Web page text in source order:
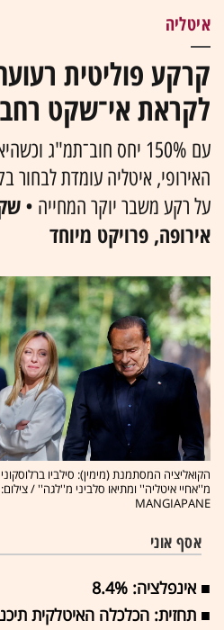
איטליה
קרקע פוליטית
לקראת אי־שקט
עם 150% יחס חוב־תמ"ג
האירופי, איטליה עומדת לבחור
על רקע משבר יוקר המחייה •
אירופה, פרויקט מיוחד
הקואליציה המסתמנת (מימין): סילביו
MANGIAPANE
אסף אוני
■ אינפלציה: 8.4%
■ תחזית: הכלכלה האיטלקית